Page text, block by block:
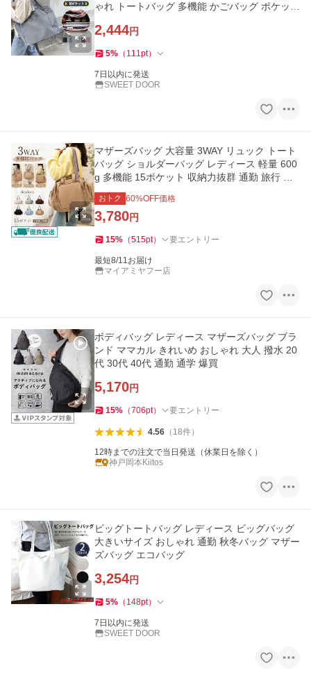
ゃれ トートバッグ 多機能 かごバッグ ポケット
2,444円
5% （ 111pt）
7日以内に発送
SWEET DOOR
マザーズバッグ 大容量 3WAY リュック トート
バッグ ショルダーバッグ レディース 軽量 600
g 多機能 15ポケット 収納力抜群 通勤 旅行 お
出かけ
おトク 60%OFF価格
3,780円
15% （515pt） 要エントリー
最短8/11お届け
マイアミヤフー店
ボディバッグ レディース マザーズバッグ ブラ
ンド ママカル きれいめ おしゃれ 大人 撥水 20
代 30代 40代 通勤 通学 爆買
5,170円
15% （706pt） 要エントリー
4.56（ 18件）
12時までの注文で当日発送（休業日を除く）
神戸岡本Kiitos
ビッグトートバッグ レディース ビッグバッグ
大きいサイズ おしゃれ 通勤 秋冬バッグ マザー
ズバッグ エコバッグ
3,254円
5% （ 148pt）
7日以内に発送
SWEET DOOR